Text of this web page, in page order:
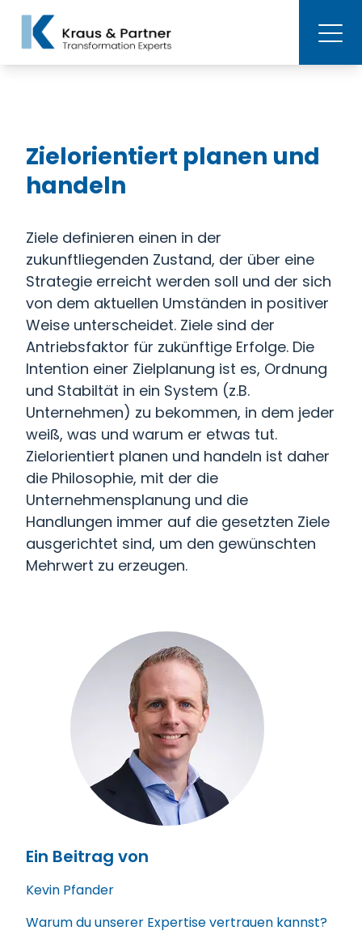
Zielorientiert planen und
handeln
Ziele definieren einen in der
zukunftliegenden Zustand, der über eine
Strategie erreicht werden soll und der sich
von dem aktuellen Umständen in positiver
Weise unterscheidet. Ziele sind der
Antriebsfaktor für zukünftige Erfolge. Die
Intention einer Zielplanung ist es, Ordnung
und Stabiltät in ein System (z.B.
Unternehmen) zu bekommen, in dem jeder
weiß, was und warum er etwas tut.
Zielorientiert planen und handeln ist daher
die Philosophie, mit der die
Unternehmensplanung und die
Handlungen immer auf die gesetzten Ziele
ausgerichtet sind, um den gewünschten
Mehrwert zu erzeugen.
Ein Beitrag von
Kevin Pfander
Warum du unserer Expertise vertrauen kannst?